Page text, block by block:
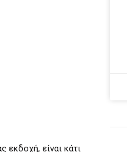
εκδοχή, είναι κάτι